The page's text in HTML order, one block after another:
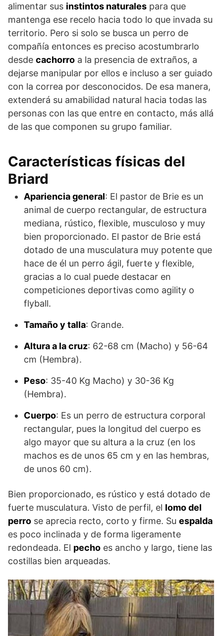
alimentar sus instintos naturales para que
mantenga ese recelo hacia todo lo que invada su
territorio. Pero si solo se busca un perro de
compañía entonces es preciso acostumbrarlo
desde cachorro a la presencia de extraños, a
dejarse manipular por ellos e incluso a ser guiado
con la correa por desconocidos. De esa manera,
extenderá su amabilidad natural hacia todas las
personas con las que entre en contacto, más allá
de las que componen su grupo familiar.
Características físicas del
Briard
Apariencia general: El pastor de Brie es un
animal de cuerpo rectangular, de estructura
mediana, rústico, flexible, musculoso y muy
bien proporcionado. El pastor de Brie está
dotado de una musculatura muy potente que
hace de él un perro ágil, fuerte y flexible,
gracias a lo cual puede destacar en
competiciones deportivas como agility o
flyball.
Tamaño y talla: Grande.
Altura a la cruz: 62-68 cm (Macho) y 56-64
cm (Hembra).
Peso: 35-40 Kg Macho) y 30-36 Kg
(Hembra).
Cuerpo: Es un perro de estructura corporal
rectangular, pues la longitud del cuerpo es
algo mayor que su altura a la cruz (en los
machos es de unos 65 cm y en las hembras,
de unos 60 cm).
Bien proporcionado, es rústico y está dotado de
fuerte musculatura. Visto de perfil, el lomo del
perro se aprecia recto, corto y firme. Su espalda
es poco inclinada y de forma ligeramente
redondeada. El pecho es ancho y largo, tiene las
costillas bien arqueadas.